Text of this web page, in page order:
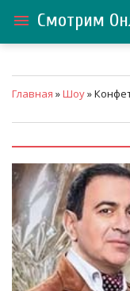
menu Смотрим
Главная »Шоу»